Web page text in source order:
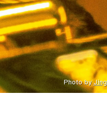
Photo by